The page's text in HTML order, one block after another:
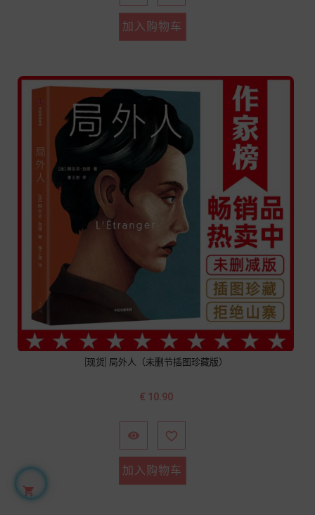
加入购物车
[现货] 局外人（未删节插图珍藏版）
价
€ 10.90
 
加入购物车
